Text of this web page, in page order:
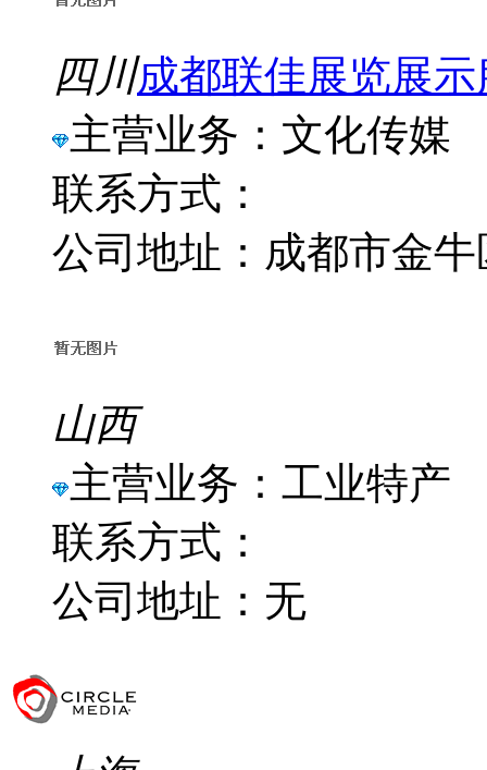
四川成都联佳展览展
主营业务：文化传媒
联系方式：
公司地址：成都市金
山西
主营业务：工业特产
联系方式：
公司地址：无